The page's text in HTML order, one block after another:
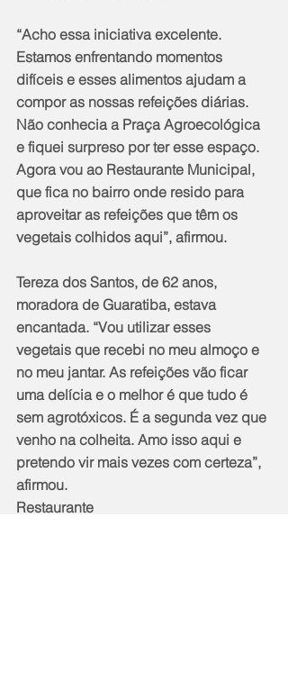
“Acho essa iniciativa excelente.
Estamos enfrentando momentos
difíceis e esses alimentos ajudam a
compor as nossas refeições diárias.
Não conhecia a Praça Agroecológica
e fiquei surpreso por ter esse espaço.
Agora vou ao Restaurante Municipal,
que fica no bairro onde resido para
aproveitar as refeições que têm os
vegetais colhidos aqui”, afirmou.
Tereza dos Santos, de 62 anos,
moradora de Guaratiba, estava
encantada. “Vou utilizar esses
vegetais que recebi no meu almoço e
no meu jantar. As refeições vão ficar
uma delícia e o melhor é que tudo é
sem agrotóxicos. É a segunda vez que
venho na colheita. Amo isso aqui e
pretendo vir mais vezes com certeza”,
afirmou.
Restaurante